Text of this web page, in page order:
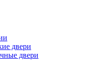
двери
двери